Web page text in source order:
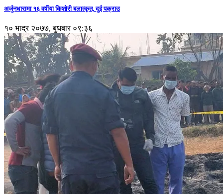
अर्जुनधारामा १६ वर्षीया किशोरी बलात्कृत, दुई पक्राउ
१० भाद्र २०७७, बुधबार ०९:३६